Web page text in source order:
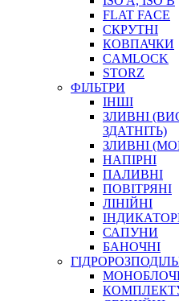
НАБОРИ
НАСОСИ,
ПАСТА, АНТИСЕПТИК
ІНСТРУМЕНТ
САДОВИЙ ІНВЕНТАР
ЕЛЕКТРИЧНІ ПРИЛАДИ
ПАЛЬНИКИ,
ІНСТРУМЕНТИ ДЛЯ
ЕЛЕКТРОІНСТРУМЕНТИ
ЗАМКИ І
ІНСТРУМЕНТИ ДЛЯ
FLAT FACE
СКРУТНІ
КОВПАЧКИ
CAMLOCK
STORZ
ФІЛЬТРИ
ІНШІ
ЗЛИВНІ
ЗДАТНІТЬ)
ЗЛИВНІ
НАПІРНІ
ПАЛИВНІ
ПОВІТРЯНІ
ЛІНІЙНІ
САПУНИ
БАНОЧНІ